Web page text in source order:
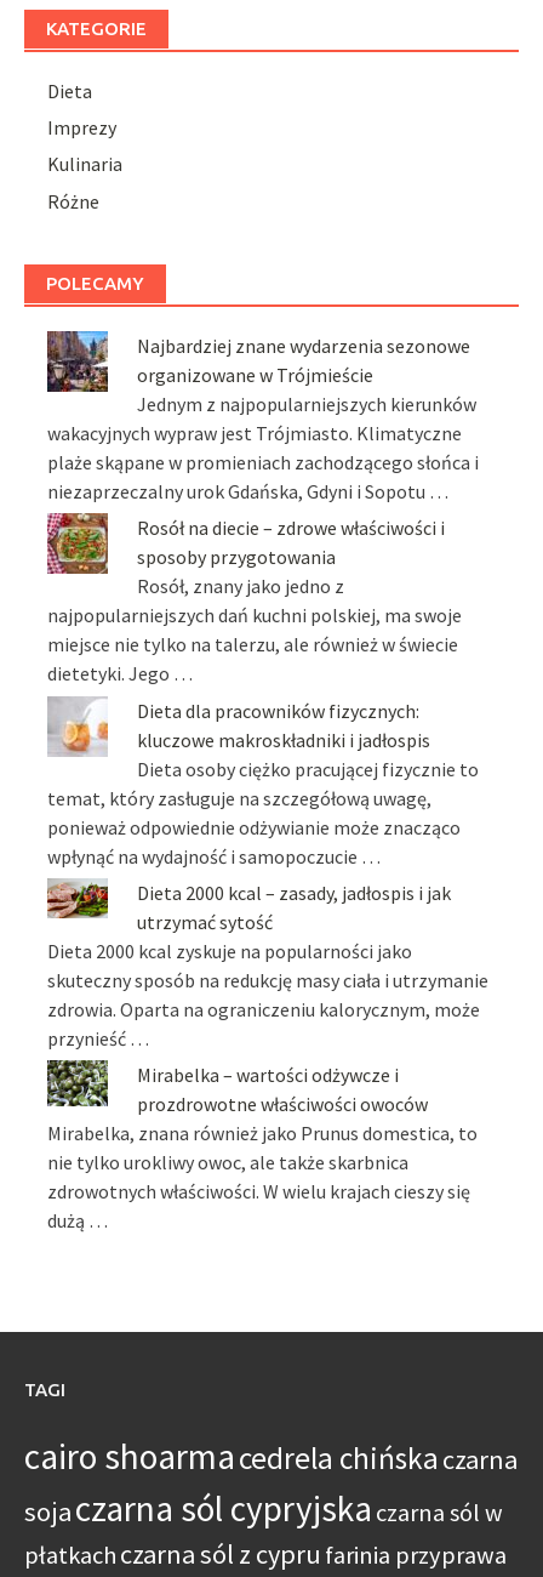
KATEGORIE
Dieta
Imprezy
Kulinaria
Różne
POLECAMY
Najbardziej znane wydarzenia sezonowe
organizowane w Trójmieście
Jednym z najpopularniejszych kierunków
wakacyjnych wypraw jest Trójmiasto. Klimatyczne
plaże skąpane w promieniach zachodzącego słońca i
niezaprzeczalny urok Gdańska, Gdyni i Sopotu …
Rosół na diecie – zdrowe właściwości i
sposoby przygotowania
Rosół, znany jako jedno z
najpopularniejszych dań kuchni polskiej, ma swoje
miejsce nie tylko na talerzu, ale również w świecie
dietetyki. Jego …
Dieta dla pracowników fizycznych:
kluczowe makroskładniki i jadłospis
Dieta osoby ciężko pracującej fizycznie to
temat, który zasługuje na szczegółową uwagę,
ponieważ odpowiednie odżywianie może znacząco
wpłynąć na wydajność i samopoczucie …
Dieta 2000 kcal – zasady, jadłospis i jak
utrzymać sytość
Dieta 2000 kcal zyskuje na popularności jako
skuteczny sposób na redukcję masy ciała i utrzymanie
zdrowia. Oparta na ograniczeniu kalorycznym, może
przynieść …
Mirabelka – wartości odżywcze i
prozdrowotne właściwości owoców
Mirabelka, znana również jako Prunus domestica, to
nie tylko urokliwy owoc, ale także skarbnica
zdrowotnych właściwości. W wielu krajach cieszy się
dużą …
TAGI
cairo shoarmacedrela chińska czarna
sojaczarna sól cypryjska czarna sól w
płatkachczarna sól z cypru farinia przyprawa